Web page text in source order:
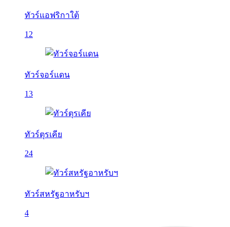
ทัวร์แอฟริกาใต้
12
ทัวร์จอร์แดน
13
ทัวร์ตุรเคีย
24
ทัวร์สหรัฐอาหรับฯ
4